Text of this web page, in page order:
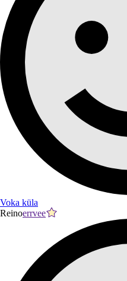
Voka küla
Reinoerrvee